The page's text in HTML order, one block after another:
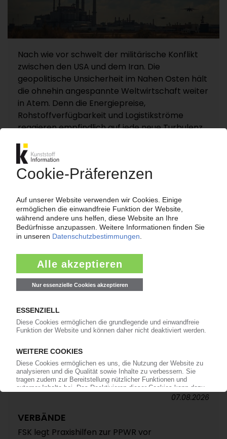
Nach wie vor schwelt der militärische Konflikt
zwischen den USA und dem Iran. Die
geopolitische Unsicherheit im Nahen Osten hält
die ohnehin angespannte Weltwirtschaft weiter
in Atem. Denn die Energiepreise,
Rohstoffverfügbarkeit und Logistikströme
reagieren empfindlich auf jede neue Turbulenz.
KI – Kunststoff Information dokumentiert und
analysiert die für die Polymermärkte
entscheidenden Entwicklungen rund um die
Themenseite „Nahost-Konflikt“.
Zur Themenseite...
Nachrichten
LANXESS
Preiserhöhung für Adipinsäure / Folge des
ALTAUTO-RECYCLING
TecPart: Verband ruft zur Teilnahme an EU-
Konsultation zum Rezyklatanteil auf /
Öffentliche Webkonferenz soll Industrieposition
abstimmen
07.08.2026
VERBÄNDE
FSK legt Praxishilfen zur PPWR vor